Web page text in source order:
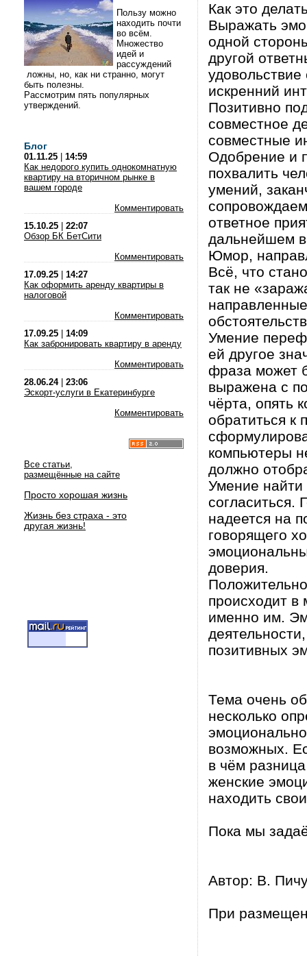
Пользу можно
находить почти
во всём.
Множество
идей и
рассуждений
ложны, но, как ни странно, могут
быть полезны.
Рассмотрим пять популярных
утверждений.
Блог
01.11.25
14:59
Как недорого купить однокомнатную
квартиру на вторичном рынке в
вашем городе
Комментировать
15.10.25
22:07
Обзор БК БетСити
Комментировать
17.09.25
14:27
Как оформить аренду квартиры в
налоговой
Комментировать
17.09.25
14:09
Как забронировать квартиру в аренду
Комментировать
28.06.24| 23:06
Эскорт-услуги в Екатеринбурге
Комментировать
Все статьи,
размещённые на сайте
Просто хорошая жизнь
Жизнь без страха - это
другая жизнь!
Как это
Выражать
одной
другой
искренний
Позитивно
совместное
совместные
Одобрение и
похвалить
умений,
ответное
дальнейшем
Юмор,
Всё, что
так не
Умение
ей другое
фраза может
выражена с
чёрта, опять
обратиться к
компьютеры
должно
Умение найти
согласиться.
надеется на
говорящего
доверия.
происходит в
именно им.
позитивных
Тема очень
несколько
возможных.
в чём
женские
находить
Пока мы
Автор: В.
При